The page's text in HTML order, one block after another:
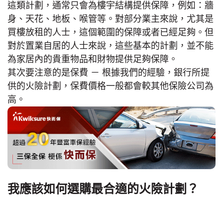
這類計劃，通常只會為樓宇結構提供保障，例如：牆
身、天花、地板、喉管等。對部分業主來說，尤其是
買樓放租的人士，這個範圍的保障或者已經足夠。但
對於置業自居的人士來說，這些基本的計劃，並不能
為家居內的貴重物品和財物提供足夠保障。
其次要注意的是保費 － 根據我們的經驗，銀行所提
供的火險計劃，保費價格一般都會較其他保險公司為
高。
我應該如何選購最合適的火險計劃？